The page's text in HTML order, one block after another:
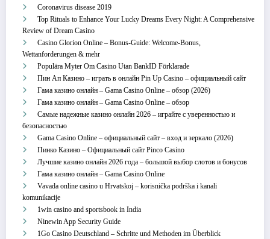
Coronavirus disease 2019
Top Rituals to Enhance Your Lucky Dreams Every Night: A Comprehensive
Review of Dream Casino
Casino Glorion Online – Bonus‑Guide: Welcome‑Bonus,
Wettanforderungen & mehr
Populära Myter Om Casino Utan BankID Förklarade
Пин Ап Казино – играть в онлайн Pin Up Casino – официальный сайт
Гама казино онлайн – Gama Casino Online – обзор (2026)
Гама казино онлайн – Gama Casino Online – обзор
Самые надежные казино онлайн 2026 – играйте с уверенностью и
безопасностью
Gama Casino Online – официальный сайт – вход и зеркало (2026)
Пинко Казино – Официальный сайт Pinco Casino
Лучшие казино онлайн 2026 года – большой выбор слотов и бонусов
Гама казино онлайн – Gama Casino Online
Vavada online casino u Hrvatskoj – korisnička podrška i kanali
komunikacije
1win casino and sportsbook in India
Ninewin App Security Guide
1Go Casino Deutschland – Schritte und Methoden im Überblick